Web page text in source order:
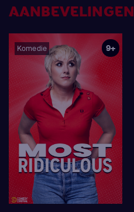
AANBEVELINGEN
Komedie 9+